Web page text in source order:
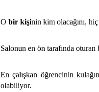
O bir kişinin kim olacağını,
Salonun en ön tarafında
En çalışkan öğrencinin
olabiliyor.